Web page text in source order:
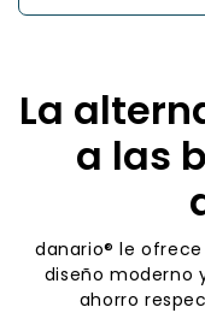
La
a las
danario® le
diseño moderno
ahorro